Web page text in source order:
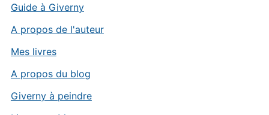
Guide à Giverny
A propos de l'auteur
Mes livres
A propos du blog
Giverny à peindre